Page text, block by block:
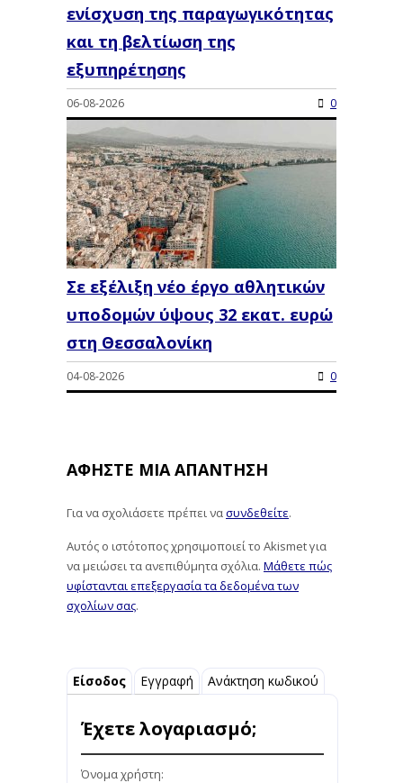
ενίσχυση της παραγωγικότητας
και τη βελτίωση της
εξυπηρέτησης
06-08-2026 0
Σε εξέλιξη νέο έργο αθλητικών
υποδομών ύψους 32 εκατ. ευρώ
στη Θεσσαλονίκη
04-08-2026 0
ΑΦΉΣΤΕ ΜΙΑ ΑΠΆΝΤΗΣΗ
Για να σχολιάσετε πρέπει νασυνδεθείτε.
Αυτός ο ιστότοπος χρησιμοποιεί το Akismet για
να μειώσει τα ανεπιθύμητα σχόλια. Μάθετε πώς
υφίστανται επεξεργασία τα δεδομένα των
σχολίων σας
Είσοδος Εγγραφή Ανάκτηση κωδικού
Έχετε λογαριασμό;
Όνομα χρήστη: